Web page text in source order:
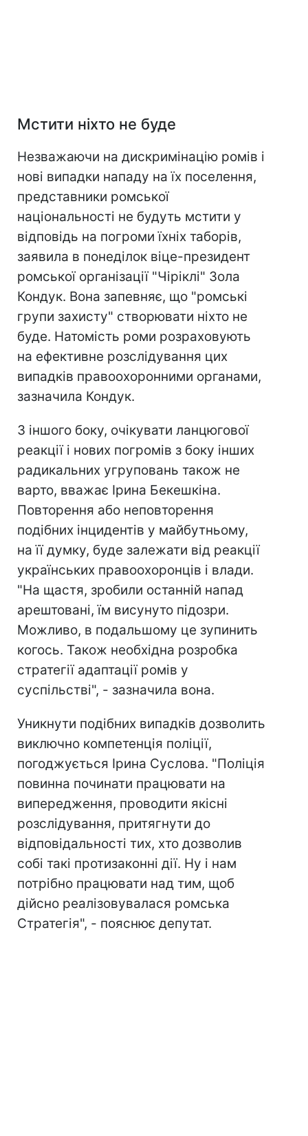
Мстити ніхто не буде
Незважаючи на дискримінацію ромів і
нові випадки нападу на їх поселення,
представники ромської
національності не будуть мстити у
відповідь на погроми їхніх таборів,
заявила в понеділок віце-президент
ромської організації "Чіріклі" Зола
Кондук. Вона запевняє, що "ромські
групи захисту" створювати ніхто не
буде. Натомість роми розраховують
на ефективне розслідування цих
випадків правоохоронними органами,
зазначила Кондук.
З іншого боку, очікувати ланцюгової
реакції і нових погромів з боку інших
радикальних угруповань також не
варто, вважає Ірина Бекешкіна.
Повторення або неповторення
подібних інцидентів у майбутньому,
на її думку, буде залежати від реакції
українських правоохоронців і влади.
"На щастя, зробили останній напад
арештовані, їм висунуто підозри.
Можливо, в подальшому це зупинить
когось. Також необхідна розробка
стратегії адаптації ромів у
суспільстві", - зазначила вона.
Уникнути подібних випадків дозволить
виключно компетенція поліції,
погоджується Ірина Суслова. "Поліція
повинна починати працювати на
випередження, проводити якісні
розслідування, притягнути до
відповідальності тих, хто дозволив
собі такі протизаконні дії. Ну і нам
потрібно працювати над тим, щоб
дійсно реалізовувалася ромська
Стратегія", - пояснює депутат.